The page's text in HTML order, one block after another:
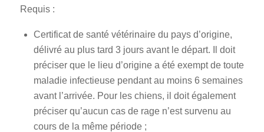
Requis :
Certificat de santé vétérinaire du pays d’origine,
délivré au plus tard 3 jours avant le départ. Il doit
préciser que le lieu d’origine a été exempt de toute
maladie infectieuse pendant au moins 6 semaines
avant l’arrivée. Pour les chiens, il doit également
préciser qu’aucun cas de rage n’est survenu au
cours de la même période ;